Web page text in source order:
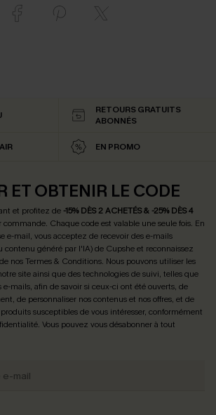
RETOURS GRATUITS
ABONNÉS
EN PROMO
ET OBTENIR LE CODE
et profitez de -15% DÈS 2 ACHETÉS & -25% DÈS 4
commande. Chaque code est valable une seule fois. En
e-mail, vous acceptez de recevoir des e-mails
généré par l'IA) de Cupshe et reconnaissez
nosTermes & Conditions. Nous pouvons utiliser les
site ainsi que des technologies de suivi, telles que
e-mails, afin de savoir si ceux-ci ont été ouverts, de
de personnaliser nos contenus et nos offres, et de
susceptibles de vous intéresser, conformément
. Vous pouvez vous désabonner à tout